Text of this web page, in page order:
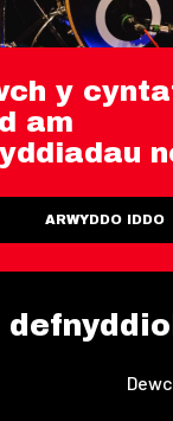
y
am
ARWYDDO IDDO
defnyddiol